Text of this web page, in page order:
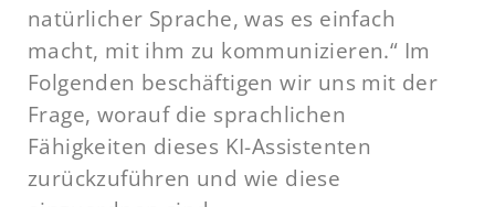
natürlicher Sprache, was es einfach
macht, mit ihm zu kommunizieren.“ Im
Folgenden beschäftigen wir uns mit der
Frage, worauf die sprachlichen
Fähigkeiten dieses KI-Assistenten
zurückzuführen und wie diese